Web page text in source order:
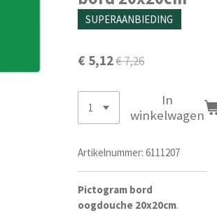
SUPERAANBIEDING
€ 5,12€ 7,26
In
winkelwagen
Artikelnummer: 6111207
Pictogram bord
oogdouche 20x20cm.